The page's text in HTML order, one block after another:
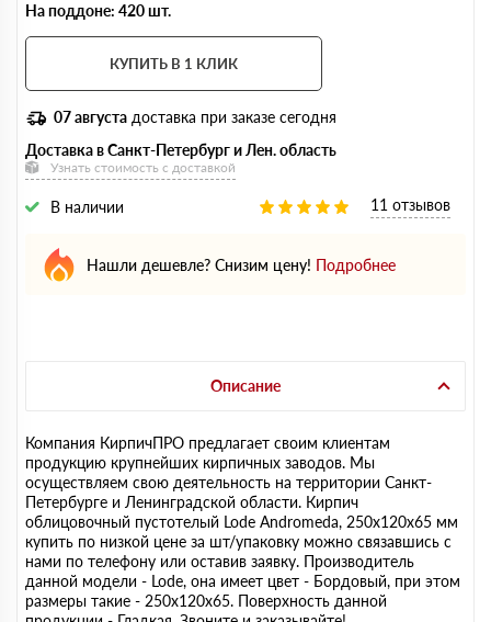
На поддоне: 420 шт.
КУПИТЬ В 1 КЛИК
07 августа доставка при заказе сегодня
Доставка в Санкт-Петербург и Лен. область
Узнать стоимость с доставкой
В наличии 11 отзывов
Нашли дешевле? Снизим цену! Подробнее
Описание
Компания КирпичПРО предлагает своим клиентам
продукцию крупнейших кирпичных заводов. Мы
осуществляем свою деятельность на территории Санкт-
Петербурге и Ленинградской области. Кирпич
облицовочный пустотелый Lode Andromeda, 250х120х65 мм
купить по низкой цене за шт/упаковку можно связавшись с
нами по телефону или оставив заявку. Производитель
данной модели - Lode, она имеет цвет - Бордовый, при этом
размеры такие - 250х120х65. Поверхность данной